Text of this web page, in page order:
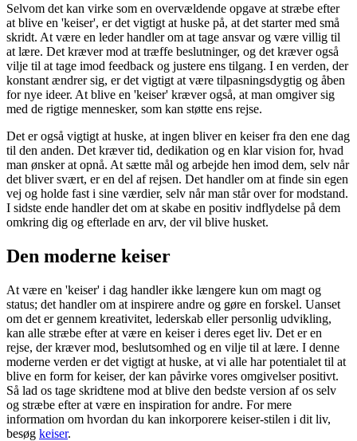
Selvom det kan virke som en overvældende opgave at stræbe efter
at blive en 'keiser', er det vigtigt at huske på, at det starter med små
skridt. At være en leder handler om at tage ansvar og være villig til
at lære. Det kræver mod at træffe beslutninger, og det kræver også
vilje til at tage imod feedback og justere ens tilgang. I en verden, der
konstant ændrer sig, er det vigtigt at være tilpasningsdygtig og åben
for nye ideer. At blive en 'keiser' kræver også, at man omgiver sig
med de rigtige mennesker, som kan støtte ens rejse.
Det er også vigtigt at huske, at ingen bliver en keiser fra den ene dag
til den anden. Det kræver tid, dedikation og en klar vision for, hvad
man ønsker at opnå. At sætte mål og arbejde hen imod dem, selv når
det bliver svært, er en del af rejsen. Det handler om at finde sin egen
vej og holde fast i sine værdier, selv når man står over for modstand.
I sidste ende handler det om at skabe en positiv indflydelse på dem
omkring dig og efterlade en arv, der vil blive husket.
Den moderne keiser
At være en 'keiser' i dag handler ikke længere kun om magt og
status; det handler om at inspirere andre og gøre en forskel. Uanset
om det er gennem kreativitet, lederskab eller personlig udvikling,
kan alle stræbe efter at være en keiser i deres eget liv. Det er en
rejse, der kræver mod, beslutsomhed og en vilje til at lære. I denne
moderne verden er det vigtigt at huske, at vi alle har potentialet til at
blive en form for keiser, der kan påvirke vores omgivelser positivt.
Så lad os tage skridtene mod at blive den bedste version af os selv
og stræbe efter at være en inspiration for andre. For mere
information om hvordan du kan inkorporere keiser-stilen i dit liv,
besøg keiser.